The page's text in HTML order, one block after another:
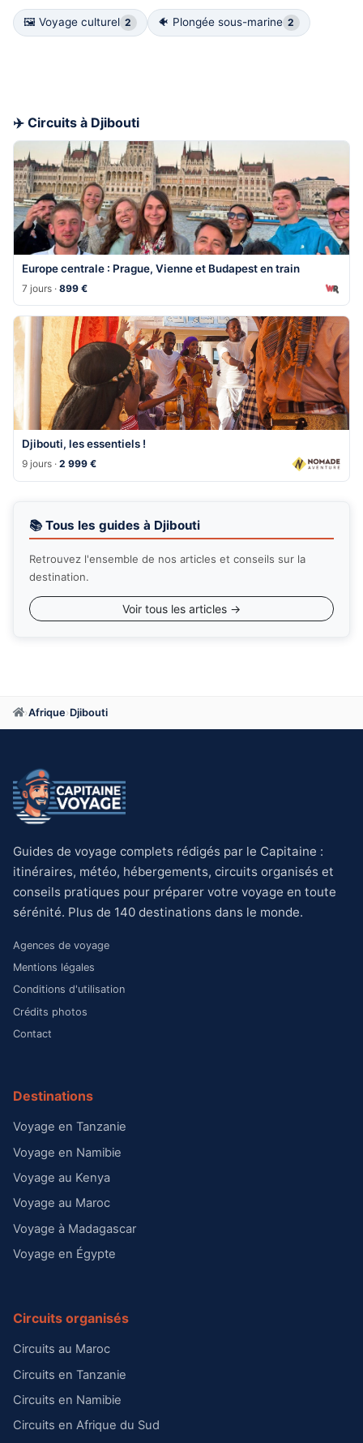
🖼 Voyage culturel 2 🐠 Plongée sous-marine 2
✈️ Circuits à Djibouti
Europe centrale : Prague, Vienne et Budapest en train
7 jours ·899 €
Djibouti, les essentiels !
9 jours ·2 999 €
📚 Tous les guides à Djibouti
Retrouvez l'ensemble de nos articles et conseils sur la
destination.
Voir tous les articles →
›Afrique› Djibouti
Guides de voyage complets rédigés par le Capitaine :
itinéraires, météo, hébergements, circuits organisés et
conseils pratiques pour préparer votre voyage en toute
sérénité. Plus de 140 destinations dans le monde.
Agences de voyage
Mentions légales
Conditions d'utilisation
Crédits photos
Contact
Destinations
Voyage en Tanzanie
Voyage en Namibie
Voyage au Kenya
Voyage au Maroc
Voyage à Madagascar
Voyage en Égypte
Circuits organisés
Circuits au Maroc
Circuits en Tanzanie
Circuits en Namibie
Circuits en Afrique du Sud